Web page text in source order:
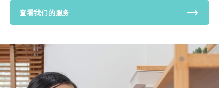
我们提供高品质
的家居清洁与环
查看我们的服务